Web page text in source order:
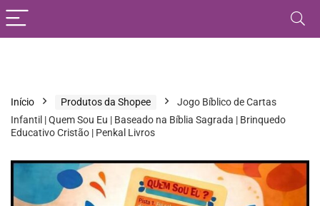
Início Produtos da Shopee
Jogo Bíblico de Cartas
Infantil | Quem Sou Eu | Baseado na Bíblia Sagrada | Brinquedo
Educativo Cristão | Penkal Livros